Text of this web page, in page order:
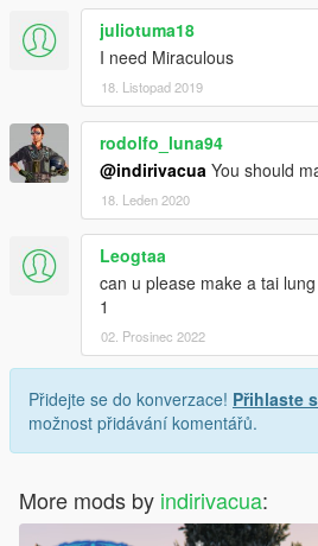
juliotuma18
I need Miraculous
18. Listopad 2019
rodolfo_luna94
@indirivacua You should
18. Leden 2020
Leogtaa
can u please make a tai
1
02. Prosinec 2022
Přidejte se do konverzace! Přihlaste
možnost přidávání komentářů.
More mods by indirivacua: